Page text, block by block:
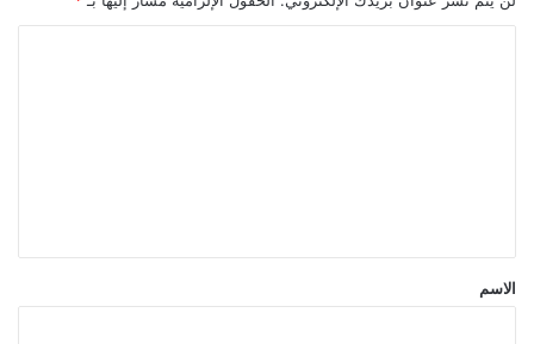
ق
*
الاسم